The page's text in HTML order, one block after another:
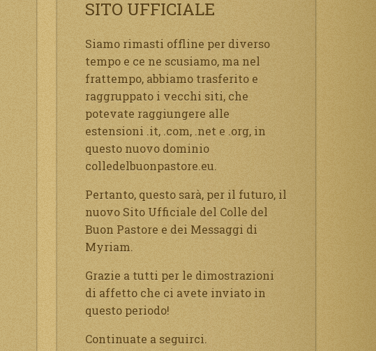
SITO UFFICIALE
Siamo rimasti offline per diverso
tempo e ce ne scusiamo, ma nel
frattempo, abbiamo trasferito e
raggruppato i vecchi siti, che
potevate raggiungere alle
estensioni .it, .com, .net e .org, in
questo nuovo dominio
colledelbuonpastore.eu.
Pertanto, questo sarà, per il futuro, il
nuovo Sito Ufficiale del Colle del
Buon Pastore e dei Messaggi di
Myriam.
Grazie a tutti per le dimostrazioni
di affetto che ci avete inviato in
questo periodo!
Continuate a seguirci.